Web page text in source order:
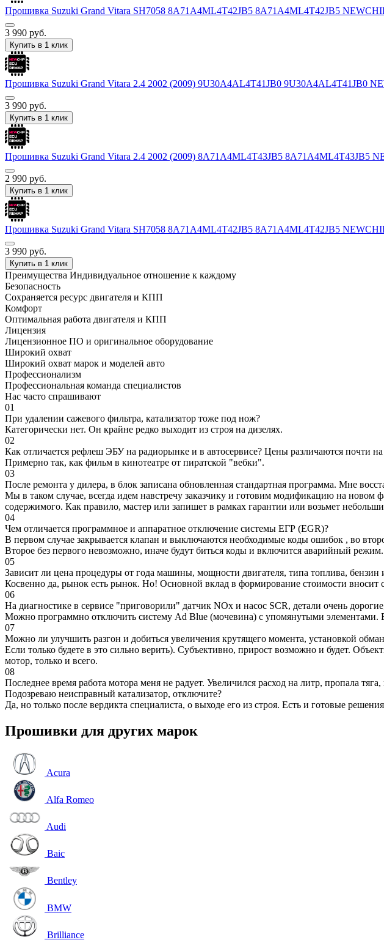
Прошивка Suzuki Grand Vitara SH7058 8A71A4ML4T42JB5 8A71A4ML4T42JB5
3 990 руб.
Купить в 1 клик
Прошивка Suzuki Grand Vitara 2.4 2002 (2009) 9U30A4AL4T41JB0 9U30A4AL4T41JB0
3 990 руб.
Купить в 1 клик
Прошивка Suzuki Grand Vitara 2.4 2002 (2009) 8A71A4ML4T43JB5 8A71A4ML4T43JB5
2 990 руб.
Купить в 1 клик
Прошивка Suzuki Grand Vitara SH7058 8A71A4ML4T42JB5 8A71A4ML4T42JB5
3 990 руб.
Купить в 1 клик
Преимущества Индивидуальное отношение к каждому
Безопасность
Сохраняется ресурс двигателя и КПП
Комфорт
Оптимальная работа двигателя и КПП
Лицензия
Лицензионное ПО и оригинальное оборудование
Широкий охват
Широкий охват марок и моделей авто
Профессионализм
Профессиональная команда специалистов
Нас часто спрашивают
01
При удалении сажевого фильтра, катализатор тоже под нож?
Категорически нет. Он крайне редко выходит из строя на дизелях.
02
Как отличается рефлеш ЭБУ на радиорынке и в автосервисе? Цены различаются почти
Примерно так, как фильм в кинотеатре от пиратской "вебки".
03
После ремонта у дилера, в блок записана обновленная стандартная программа. Мне
Мы в таком случае, всегда идем навстречу заказчику и готовим модификацию на новом
содержимого. Как правило, мастер или запишет в рамках гарантии или возьмет
04
Чем отличается программное и аппаратное отключение системы ЕГР (EGR)?
В первом случае закрывается клапан и выключаются необходимые коды ошибок , во
Второе без первого невозможно, иначе будут биться коды и включится аварийный
05
Зависит ли цена процедуры от года машины, мощности двигателя, типа топлива, бензин
Косвенно да, рынок есть рынок. Но! Основной вклад в формирование стоимости
06
На диагностике в сервисе "приговорили" датчик NOx и насос SCR, детали очень
Можно программно отключить систему Ad Blue (мочевина) с упомянутыми элементами.
07
Можно ли улучшить разгон и добиться увеличения крутящего момента, установкой
Если только будете в это сильно верить). Субъективно, прирост возможно и будет.
мотор, только и всего.
08
Последнее время работа мотора меня не радует. Увеличился расход на литр, пропала
Подозреваю неисправный катализатор, отключите?
Да, но только после вердикта специалиста, о выходе его из строя. Есть и готовые
Прошивки для других марок
Acura
Alfa Romeo
Audi
Baic
Bentley
BMW
Brilliance